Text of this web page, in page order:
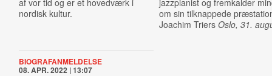
af vor tid og er et hovedværk i
nordisk kultur.
jazzpianist og fremkalder
om sin tilknappede
Joachim TriersOslo, 31.
BIOGRAFANMELDELSE
08. APR. 2022 | 13:07